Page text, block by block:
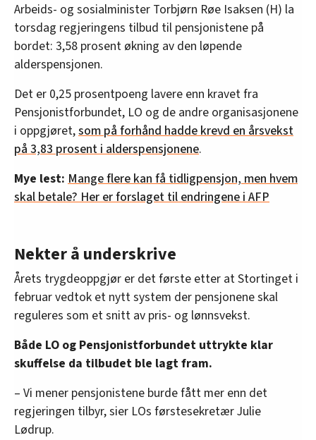
Arbeids- og sosialminister Torbjørn Røe Isaksen (H) la
torsdag regjeringens tilbud til pensjonistene på
bordet: 3,58 prosent økning av den løpende
alderspensjonen.
Det er 0,25 prosentpoeng lavere enn kravet fra
Pensjonistforbundet, LO og de andre organisasjonene
i oppgjøret,som på forhånd hadde krevd en årsvekst
på 3,83 prosent i alderspensjonene.
Mye lest: Mange flere kan få tidligpensjon, men hvem
skal betale? Her er forslaget til endringene i AFP
Nekter å underskrive
Årets trygdeoppgjør er det første etter at Stortinget i
februar vedtok et nytt system der pensjonene skal
reguleres som et snitt av pris- og lønnsvekst.
Både LO og Pensjonistforbundet uttrykte klar
skuffelse da tilbudet ble lagt fram.
– Vi mener pensjonistene burde fått mer enn det
regjeringen tilbyr, sier LOs førstesekretær Julie
Lødrup.